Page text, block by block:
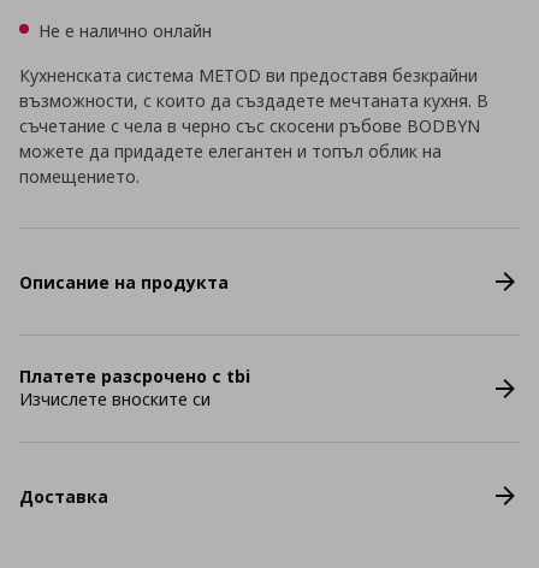
Не е налично онлайн
Кухненската система METOD ви предоставя безкрайни
възможности, с които да създадете мечтаната кухня. В
съчетание с чела в черно със скосени ръбове BODBYN
можете да придадете елегантен и топъл облик на
помещението.
Описание на продукта
Платете разсрочено с tbi
Изчислете вноските си
Доставка